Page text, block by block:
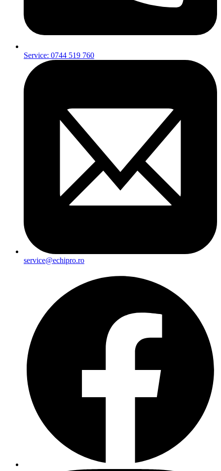
Service: 0744 519 760
service@echipro.ro